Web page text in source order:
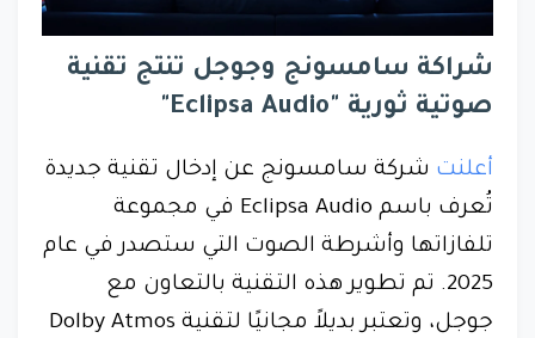
شراكة سامسونج وجوجل تنتج تقنية
صوتية ثورية "Eclipsa Audio"
أعلنت شركة سامسونج عن إدخال تقنية جديدة
تُعرف باسم Eclipsa Audio في مجموعة
تلفازاتها وأشرطة الصوت التي ستصدر في عام
2025. تم تطوير هذه التقنية بالتعاون مع
جوجل، وتعتبر بديلاً مجانيًا لتقنية Dolby Atmos